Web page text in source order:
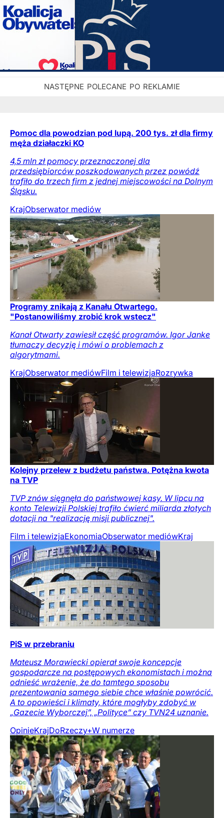
Pomoc dla powodzian pod lupą. 200 tys. zł dla firmy
męża działaczki KO
4,5 mln zł pomocy przeznaczonej dla
przedsiębiorców poszkodowanych przez powódź
trafiło do trzech firm z jednej miejscowości na Dolnym
Śląsku.
KrajObserwator mediów
Programy znikają z Kanału Otwartego.
"Postanowiliśmy zrobić krok wstecz"
Kanał Otwarty zawiesił część programów. Igor Janke
tłumaczy decyzję i mówi o problemach z
algorytmami.
KrajObserwator mediówFilm i telewizjaRozrywka
Kolejny przelew z budżetu państwa. Potężna kwota
na TVP
TVP znów sięgnęła do państwowej kasy. W lipcu na
konto Telewizji Polskiej trafiło ćwierć miliarda złotych
dotacji na "realizację misji publicznej".
Film i telewizjaEkonomiaObserwator mediówKraj
PiS w przebraniu
Mateusz Morawiecki opierał swoje koncepcje
gospodarcze na postępowych ekonomistach i można
odnieść wrażenie, że do tamtego sposobu
prezentowania samego siebie chce właśnie powrócić.
A to opowieści i klimaty, które mogłyby zdobyć w
„Gazecie Wyborczej”, „Polityce” czy TVN24 uznanie.
OpinieKrajDoRzeczy+W numerze